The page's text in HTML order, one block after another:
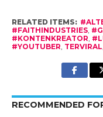
RELATED ITEMS:
#FAITHINDUSTRIES,
#KONTENKREATOR,
#YOUTUBER, TERVIRAL,
RECOMMENDED